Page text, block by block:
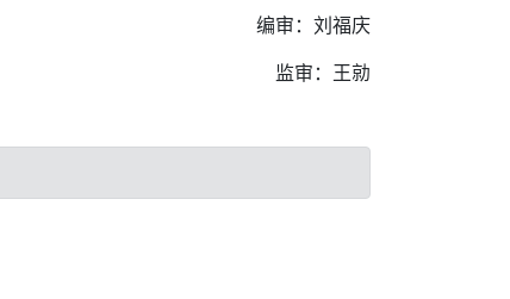
编审：刘福庆
监审：王勍